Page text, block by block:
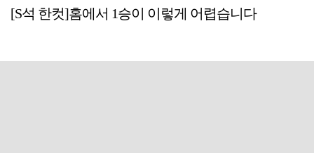
[S석 한컷]홈에서 1승이 이렇게 어렵습니다